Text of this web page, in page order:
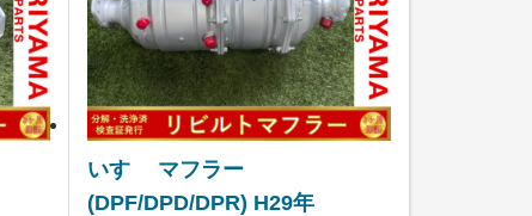
いすゞ マフラー
(DPF/DPD/DPR) H29年